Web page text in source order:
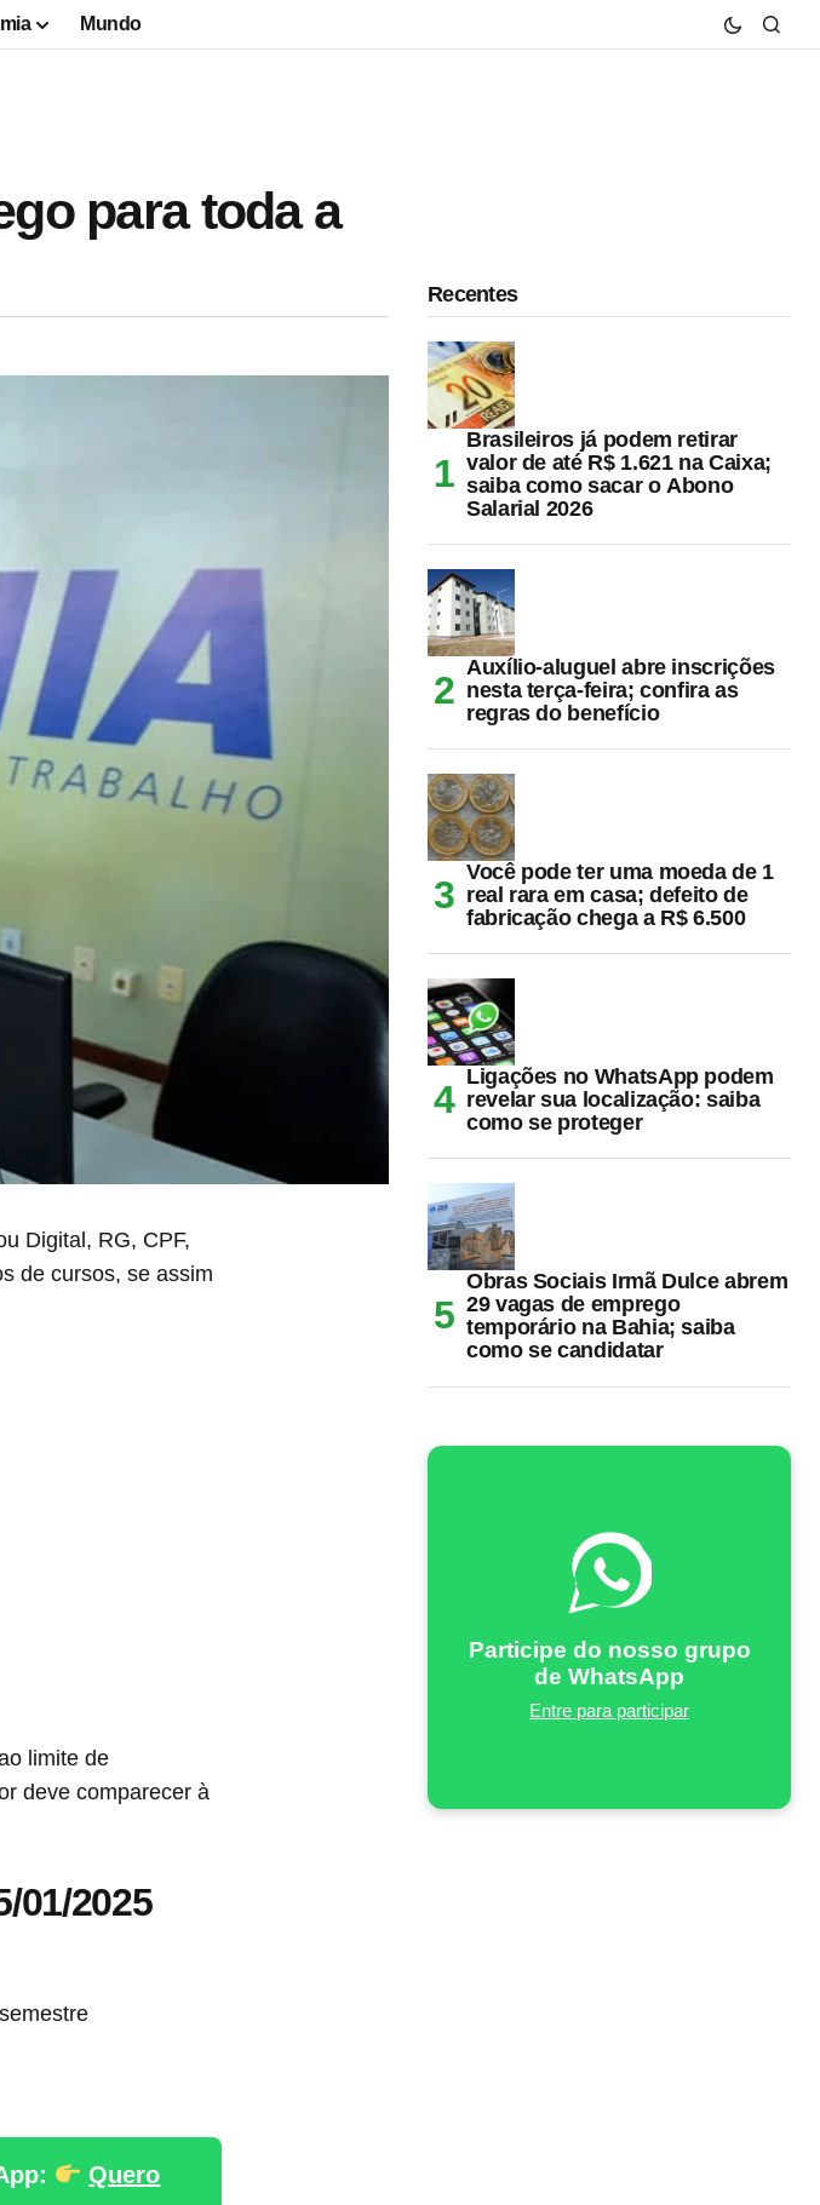
Mundo
para toda a
Digital, RG, CPF,
de cursos, se assim
limite de
deve comparecer à
01/2025
Quero
Recentes
Brasileiros já podem retirar
valor de até R$ 1.621 na Caixa;
saiba como sacar o Abono
Salarial 2026
Auxílio-aluguel abre inscrições
nesta terça-feira; confira as
regras do benefício
Você pode ter uma moeda de 1
real rara em casa; defeito de
fabricação chega a R$ 6.500
Ligações no WhatsApp podem
revelar sua localização: saiba
como se proteger
Obras Sociais Irmã Dulce abrem
29 vagas de emprego
temporário na Bahia; saiba
como se candidatar
Participe do nosso grupo
de WhatsApp
Entre para participar